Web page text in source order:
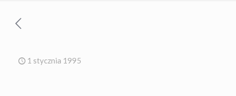
1 stycznia 1995